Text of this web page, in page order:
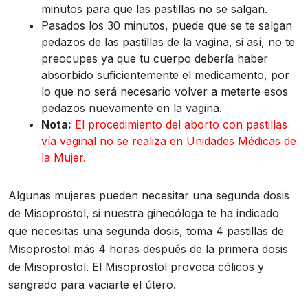
minutos para que las pastillas no se salgan.
Pasados los 30 minutos, puede que se te salgan
pedazos de las pastillas de la vagina, si así, no te
preocupes ya que tu cuerpo debería haber
absorbido suficientemente el medicamento, por
lo que no será necesario volver a meterte esos
pedazos nuevamente en la vagina.
Nota: El procedimiento del aborto con pastillas
vía vaginal no se realiza en Unidades Médicas de
la Mujer.
Algunas mujeres pueden necesitar una segunda dosis
de Misoprostol, si nuestra ginecóloga te ha indicado
que necesitas una segunda dosis, toma 4 pastillas de
Misoprostol más 4 horas después de la primera dosis
de Misoprostol. El Misoprostol provoca cólicos y
sangrado para vaciarte el útero.